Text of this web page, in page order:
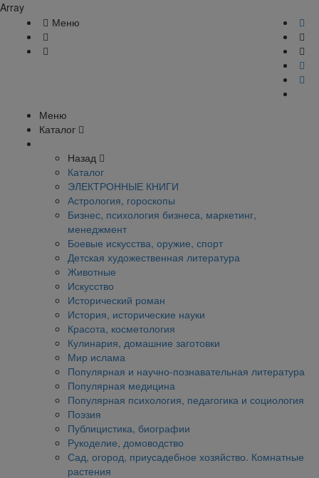
Array
Меню
Меню
Каталог
Назад
Каталог
ЭЛЕКТРОННЫЕ КНИГИ
Астрология, гороскопы
Бизнес, психология бизнеса, маркетинг,
менеджмент
Боевые искусства, оружие, спорт
Детская художественная литература
Животные
Искусство
Исторический роман
История, исторические науки
Красота, косметология
Кулинария, домашние заготовки
Мир ислама
Популярная и научно-познавательная литература
Популярная медицина
Популярная психология, педагогика и социология
Поэзия
Публицистика, биографии
Рукоделие, домоводство
Сад, огород, приусадебное хозяйство. Комнатные
растения